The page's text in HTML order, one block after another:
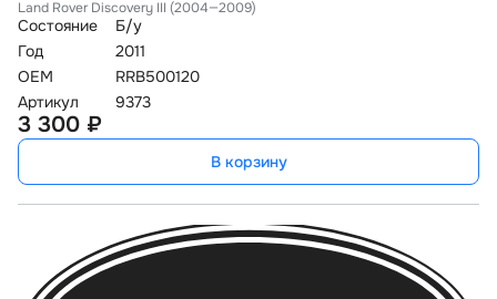
Land Rover Discovery III (2004—2009)
Состояние
Б/у
Год
2011
OEM
RRB500120
Артикул
9373
3 300 ₽
В корзину